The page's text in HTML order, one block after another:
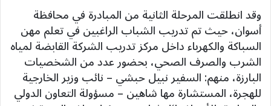
وقد انطلقت المرحلة الثانية من المبادرة في محافظة
أسوان، حيث تم تدريب الشباب الراغبين في تعلم مهن
السباكة والكهرباء داخل مركز تدريب الشركة القابضة لمياه
الشرب والصرف الصحي، بحضور عدد من الشخصيات
البارزة، منهم: السفير نبيل حبشي – نائب وزير الخارجية
للهجرة، المستشارة مها شاهين – مسؤولة التعاون الدولي